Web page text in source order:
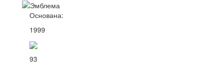
Основана:
1999
93